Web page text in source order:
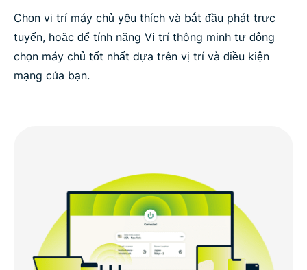
Chọn vị trí máy chủ yêu thích và bắt đầu phát trực
tuyến, hoặc để tính năng Vị trí thông minh tự động
chọn máy chủ tốt nhất dựa trên vị trí và điều kiện
mạng của bạn.